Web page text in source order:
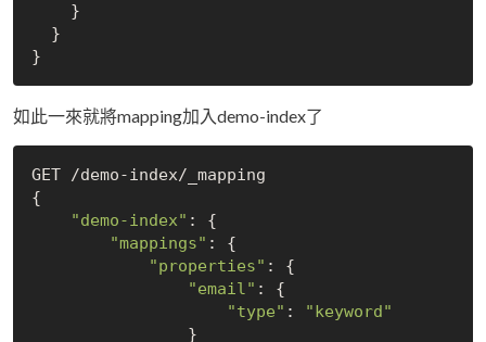
如此一來就將mapping加入demo-index了
GET /demo-index/
{
"demo-index" : {
"mappings" : {
"properties" : {
"email" : {
"type" :
"keyword"